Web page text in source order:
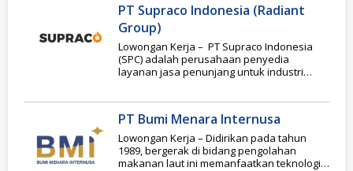
PT Supraco Indonesia (Radiant
Group)
Lowongan Kerja – PT Supraco Indonesia
(SPC) adalah perusahaan penyedia
layanan jasa penunjang untuk industri
PT Bumi Menara Internusa
Lowongan Kerja – Didirikan pada tahun
1989, bergerak di bidang pengolahan
makanan laut ini memanfaatkan teknologi